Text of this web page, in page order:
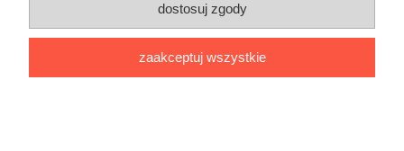
O nas
dostosuj zgody
zaakceptuj wszystkie